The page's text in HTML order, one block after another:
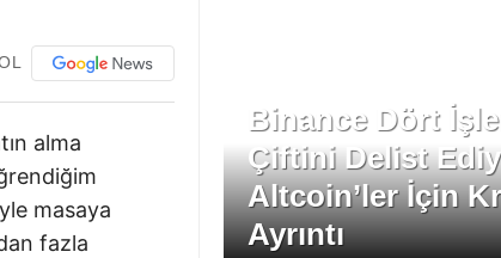
alma
masaya
fazla
Binance Dört
Çiftini Delist
Altcoin’ler İçin
Ayrıntı